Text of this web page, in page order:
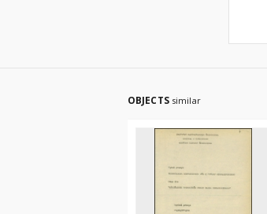
OBJECTS similar